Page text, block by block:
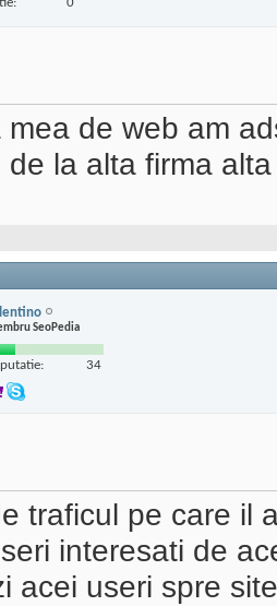
mea de web am
de la alta firma
SeoPedia
34
traficul pe care il
interesati de
acei useri spre